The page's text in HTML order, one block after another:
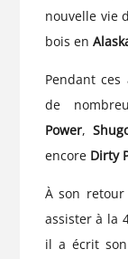
nouvelle vie
bois en
Pendant ces
de
Power,
encore Dirty
À son retour
assister à la
il a écrit